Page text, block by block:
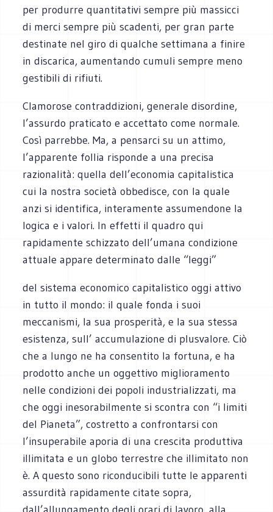
per produrre quantitativi sempre più massicci
di merci sempre più scadenti, per gran parte
destinate nel giro di qualche settimana a finire
in discarica, aumentando cumuli sempre meno
gestibili di rifiuti.
Clamorose contraddizioni, generale disordine,
l’assurdo praticato e accettato come normale.
Così parrebbe. Ma, a pensarci su un attimo,
l’apparente follia risponde a una precisa
razionalità: quella dell’economia capitalistica
cui la nostra società obbedisce, con la quale
anzi si identifica, interamente assumendone la
logica e i valori. In effetti il quadro qui
rapidamente schizzato dell’umana condizione
attuale appare determinato dalle “leggi”
del sistema economico capitalistico oggi attivo
in tutto il mondo: il quale fonda i suoi
meccanismi, la sua prosperità, e la sua stessa
esistenza, sull’ accumulazione di plusvalore. Ciò
che a lungo ne ha consentito la fortuna, e ha
prodotto anche un oggettivo miglioramento
nelle condizioni dei popoli industrializzati, ma
che oggi inesorabilmente si scontra con “i limiti
del Pianeta”, costretto a confrontarsi con
l’insuperabile aporia di una crescita produttiva
illimitata e un globo terrestre che illimitato non
è. A questo sono riconducibili tutte le apparenti
assurdità rapidamente citate sopra,